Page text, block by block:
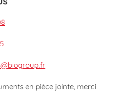
en pièce jointe, merci